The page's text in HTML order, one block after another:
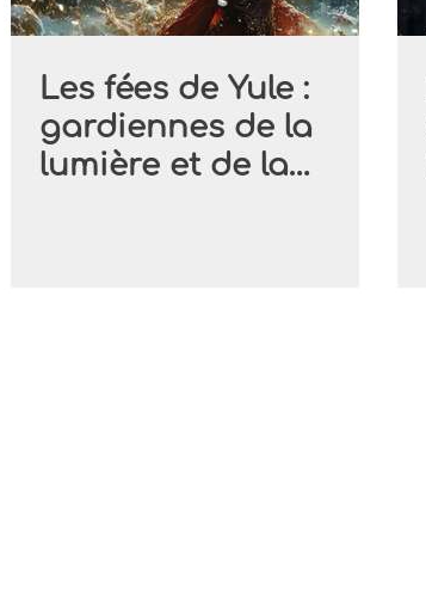
Les fées de Yule :
gardiennes de la
lumière et de la